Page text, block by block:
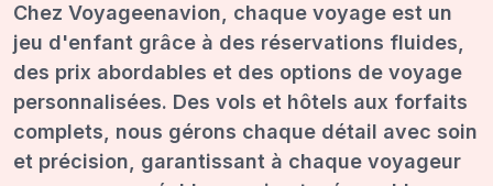
Chez Voyageenavion, chaque voyage est un
jeu d'enfant grâce à des réservations fluides,
des prix abordables et des options de voyage
personnalisées. Des vols et hôtels aux forfaits
complets, nous gérons chaque détail avec soin
et précision, garantissant à chaque voyageur